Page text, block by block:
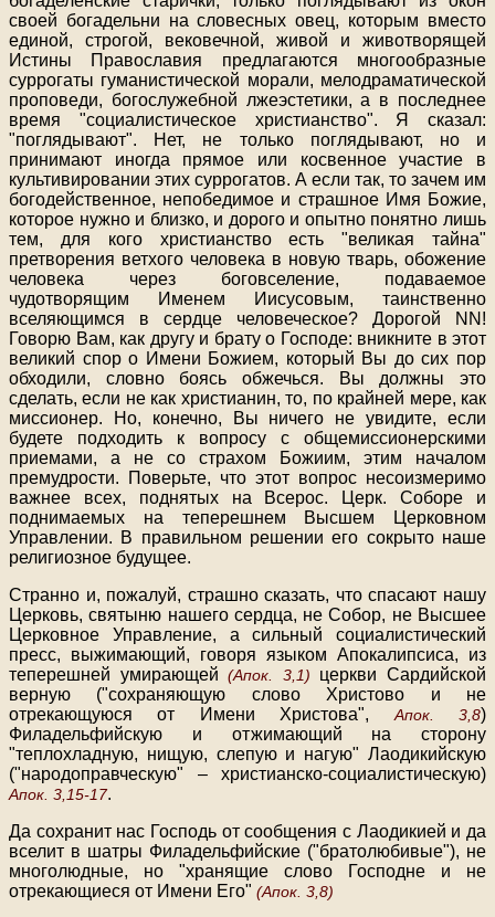
своей богадельни на словесных овец, которым вместо
единой, строгой, вековечной, живой и животворящей
Истины Православия предлагаются многообразные
суррогаты гуманистической морали, мелодраматической
проповеди, богослужебной лжеэстетики, а в последнее
время "социалистическое христианство". Я сказал:
"поглядывают". Нет, не только поглядывают, но и
принимают иногда прямое или косвенное участие в
культивировании этих суррогатов. А если так, то зачем им
богодейственное, непобедимое и страшное Имя Божие,
которое нужно и близко, и дорого и опытно понятно лишь
тем, для кого христианство есть "великая тайна"
претворения ветхого человека в новую тварь, обожение
человека через боговселение, подаваемое
чудотворящим Именем Иисусовым, таинственно
вселяющимся в сердце человеческое? Дорогой NN!
Говорю Вам, как другу и брату о Господе: вникните в этот
великий спор о Имени Божием, который Вы до сих пор
обходили, словно боясь обжечься. Вы должны это
сделать, если не как христианин, то, по крайней мере, как
миссионер. Но, конечно, Вы ничего не увидите, если
будете подходить к вопросу с общемиссионерскими
приемами, а не со страхом Божиим, этим началом
премудрости. Поверьте, что этот вопрос несоизмеримо
важнее всех, поднятых на Всерос. Церк. Соборе и
поднимаемых на теперешнем Высшем Церковном
Управлении. В правильном решении его сокрыто наше
религиозное будущее.
Странно и, пожалуй, страшно сказать, что спасают нашу
Церковь, святыню нашего сердца, не Собор, не Высшее
Церковное Управление, а сильный социалистический
пресс, выжимающий, говоря языком Апокалипсиса, из
теперешней умирающей(Апок. 3,1) церкви Сардийской
верную ("сохраняющую слово Христово и не
отрекающуюся от Имени Христова", Апок. 3,8)
Филадельфийскую и отжимающий на сторону
"теплохладную, нищую, слепую и нагую" Лаодикийскую
("народоправческую" – христианско-социалистическую)
Апок. 3,15-17.
Да сохранит нас Господь от сообщения с Лаодикией и да
вселит в шатры Филадельфийские ("братолюбивые"), не
многолюдные, но "хранящие слово Господне и не
отрекающиеся от Имени Его" (Апок. 3,8)